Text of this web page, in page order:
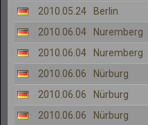
2010.05.24
Berlin
2010.06.04
Nuremberg
2010.06.04
Nuremberg
2010.06.06
Nürburg
2010.06.06
Nürburg
2010.06.06
Nürburg